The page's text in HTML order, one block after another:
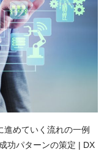
めていく流れの一例
功パターンの策定 | DX